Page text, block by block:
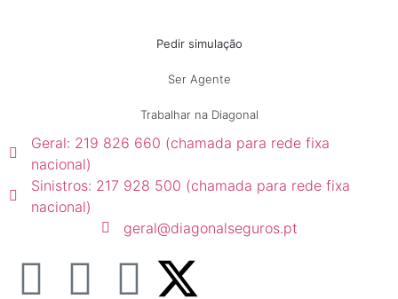
Pedir simulação
Ser Agente
Trabalhar na Diagonal
Geral: 219 826 660 (chamada para rede fixa
nacional)
Sinistros: 217 928 500 (chamada para rede fixa
nacional)
geral@diagonalseguros.pt